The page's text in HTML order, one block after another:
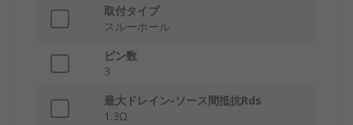
取付タイプ
スルーホール
ピン数
3
最大ドレイン-ソース間抵抗Rds
1.3Ω